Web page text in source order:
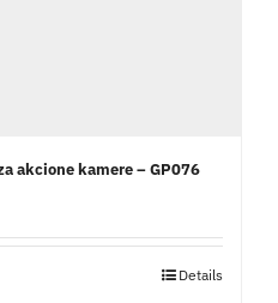
akcione kamere – GP076
Details